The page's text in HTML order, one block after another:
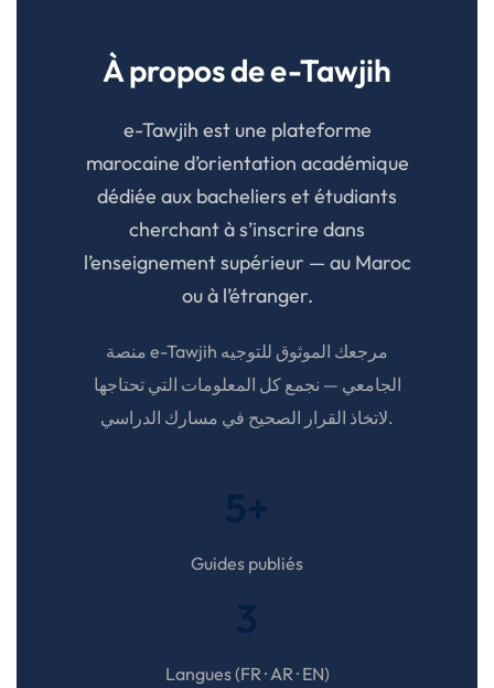
À propos de e-Tawjih
e-Tawjih est une plateforme
marocaine d’orientation académique
dédiée aux bacheliers et étudiants
cherchant à s’inscrire dans
l’enseignement supérieur — au Maroc
ou à l’étranger.
منصة e-Tawjih مرجعك الموثوق للتوجيه
الجامعي — نجمع كل المعلومات التي تحتاجها
لاتخاذ القرار الصحيح في مسارك الدراسي.
5+
Guides publiés
3
Langues (FR · AR · EN)